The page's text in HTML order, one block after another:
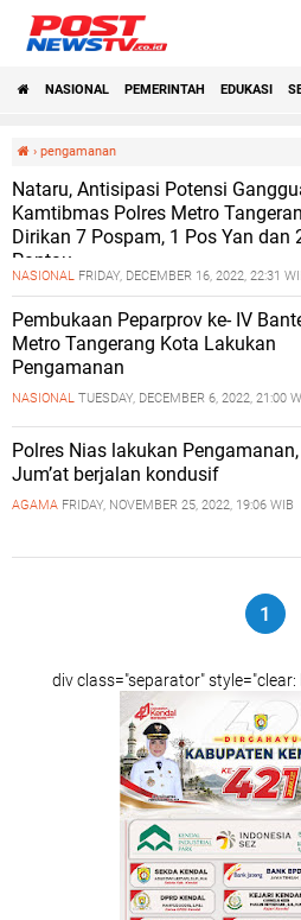
NASIONAL PEMERINTAH EDUKASI
› pengamanan
Nataru, Antisipasi Potensi
Kamtibmas Polres Metro
Dirikan 7 Pospam, 1 Pos Yan dan
Pantau
NASIONAL FRIDAY, DECEMBER 16, 2022, 22:31
Pembukaan Peparprov ke- IV
Metro Tangerang Kota Lakukan
Pengamanan
NASIONAL TUESDAY, DECEMBER 6, 2022, 21:00
Polres Nias lakukan
Jum’at berjalan kondusif
AGAMA FRIDAY, NOVEMBER 25, 2022, 19:06 WIB
1
div class="separator"